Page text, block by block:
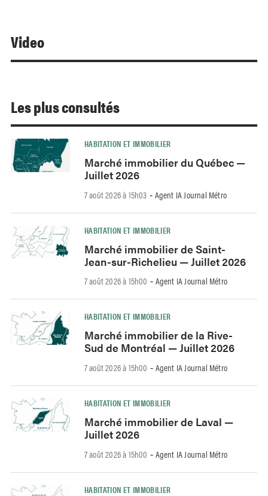
Video
Les plus consultés
HABITATION ET IMMOBILIER
Marché immobilier du Québec —
Juillet 2026
7 août 2026 à 15h03 - Agent IA Journal Métro
HABITATION ET IMMOBILIER
Marché immobilier de Saint-
Jean-sur-Richelieu — Juillet 2026
7 août 2026 à 15h00 - Agent IA Journal Métro
HABITATION ET IMMOBILIER
Marché immobilier de la Rive-
Sud de Montréal — Juillet 2026
7 août 2026 à 15h00 - Agent IA Journal Métro
HABITATION ET IMMOBILIER
Marché immobilier de Laval —
Juillet 2026
7 août 2026 à 15h00 - Agent IA Journal Métro
HABITATION ET IMMOBILIER